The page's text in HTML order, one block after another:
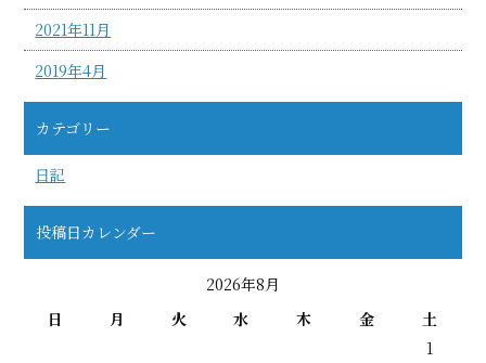
2021年11月
2019年4月
カテゴリー
日記
投稿日カレンダー
2026年8月
日
月 火 水 木 金
土
1